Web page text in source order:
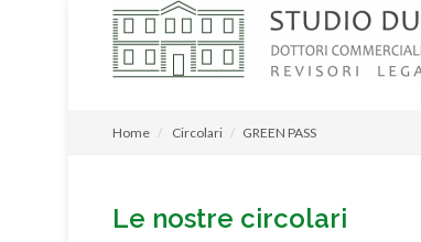
Home Circolari GREEN PASS
Le nostre circolari